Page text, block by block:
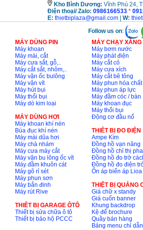
Kho Bình Dương: Vĩnh Phú 24,
Điện thoại/ Zalo: 0986166533 *
E: thietbiplaza@gmail.com W:
Follow us on:
MÁY DÙNG PIN
Máy khoan
Máy mài, cắt
Máy cưa sắt, gỗ,..
Máy cắt sắt, nhôm,..
Máy vặn ốc bulông
Máy vặn vít
Máy hút bụi
Máy thổi bụi
Máy dò kim loại
MÁY DÙNG HƠI
Máy khoan khí nén
Búa đục khí nén
Máy mài dũa hơi
Máy chà nhám
Máy cưa máy cắt
Máy vặn bu lông ốc vít
Máy đầm khuôn cát
Máy gõ rỉ sét
Máy phun sơn
Máy bắn đinh
Máy rút Rive
THIÊT BỊ GARAGE ÔTÔ
Thiết bị sửa chữa ô tô
Thiết bị bảo hộ PCCC
MÁY CHẠY
Máy bơm nước
Máy phát điện
Máy cắt cỏ
Máy cưa xích
Máy cắt bê tông
Máy phun hóa chất
Máy phun áp lực
Máy đầm cóc / bàn
Máy khoan đục
Máy thổi bụi
Động cơ đầu nổ
THIÊT BỊ ĐO ĐIỆN
Ampe Kìm
Đồng hồ vạn năng
Đồng hồ chỉ thị pha
Đồng hồ đo trở
Đồng hồ đo điện
Ổn áp biến áp Lioa
THIỆT BỊ QUẢNG
Giá chữ x standy
Giá cuốn banner
Khung backdrop
Kệ để brochure
Quầy bán hàng
Bảng menu chỉ dẫn